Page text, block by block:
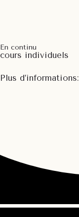
En continu
cours individuels
Plus d’informations: